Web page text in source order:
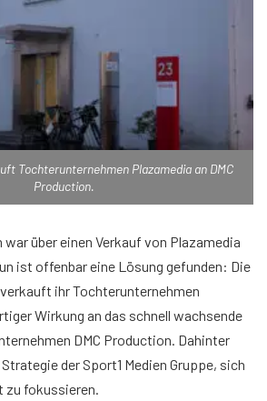
Tochterunternehmen Plazamedia an DMC
Production.
über einen Verkauf von Plazamedia
ist offenbar eine Lösung gefunden: Die
verkauft ihr Tochterunternehmen
Wirkung an das schnell wachsende
DMC Production. Dahinter
der Sport1 Medien Gruppe, sich
zu fokussieren.